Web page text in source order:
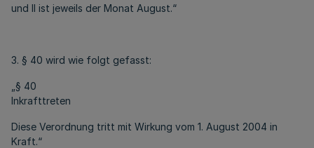
und II ist jeweils der Monat August.“
3. § 40 wird wie folgt gefasst:
„§ 40
Inkrafttreten
Diese Verordnung tritt mit Wirkung vom 1. August 2004 in
Kraft.“